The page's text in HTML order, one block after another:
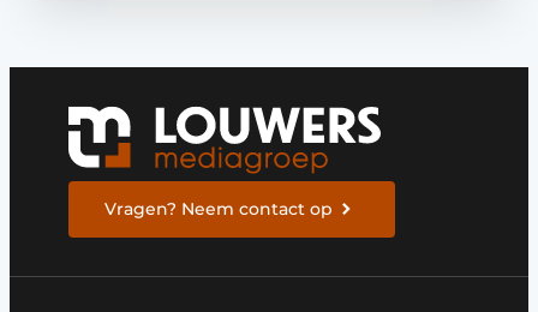
Vragen? Neem contact op